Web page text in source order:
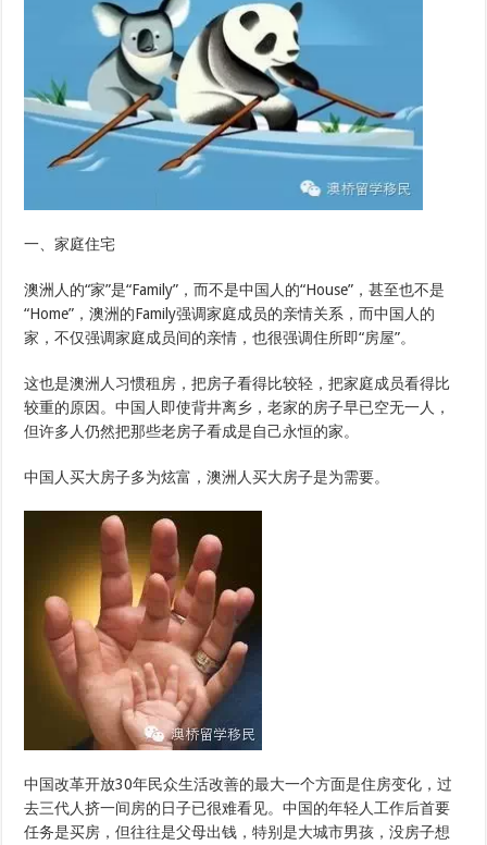
一、家庭住宅
澳洲人的“家”是“Family”，而不是中国人的“House”，甚至也不是
“Home”，澳洲的Family强调家庭成员的亲情关系，而中国人的
家，不仅强调家庭成员间的亲情，也很强调住所即“房屋”。
这也是澳洲人习惯租房，把房子看得比较轻，把家庭成员看得比
较重的原因。中国人即使背井离乡，老家的房子早已空无一人，
但许多人仍然把那些老房子看成是自己永恒的家。
中国人买大房子多为炫富，澳洲人买大房子是为需要。
中国改革开放30年民众生活改善的最大一个方面是住房变化，过
去三代人挤一间房的日子已很难看见。中国的年轻人工作后首要
任务是买房，但往往是父母出钱，特别是大城市男孩，没房子想